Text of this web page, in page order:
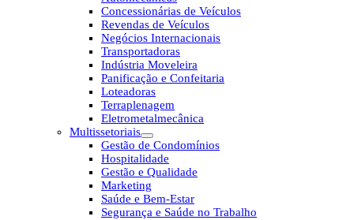
Concessionárias de Veículos
Revendas de Veículos
Negócios Internacionais
Transportadoras
Indústria Moveleira
Panificação e Confeitaria
Loteadoras
Terraplenagem
Eletrometalmecânica
Multissetoriais
Gestão de Condomínios
Hospitalidade
Gestão e Qualidade
Marketing
Saúde e Bem-Estar
Segurança e Saúde no Trabalho